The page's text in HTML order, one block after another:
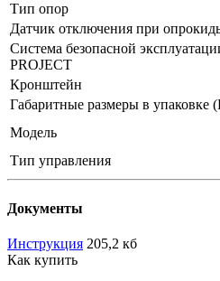
Тип опор
Датчик отключения при
Система безопасной
PROJECT
Кронштейн
Габаритные размеры в
Модель
Тип управления
Документы
Инструкция 205,2 кб
Как купить